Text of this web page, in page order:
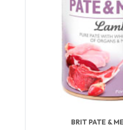
BRIT PATE &